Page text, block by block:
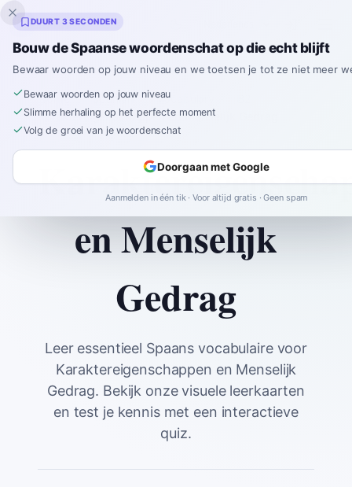
Inklingo
Home Spanish Vocabulary
Karaktereigenschappen en Menselijk Gedrag
en Menselijk
Gedrag
Leer essentieel Spaans vocabulaire voor
Karaktereigenschappen en Menselijk
Gedrag. Bekijk onze visuele leerkaarten
en test je kennis met een interactieve
quiz.
DUURT 3 SECONDEN
Bouw de Spaanse woordenschat op die echt blijft
Bewaar woorden op jouw niveau en we toetsen je tot ze niet meer
Bewaar woorden op jouw niveau
Slimme herhaling op het perfecte moment
Volg de groei van je woordenschat
Doorgaan met Google
Aanmelden in één tik · Voor altijd gratis · Geen spam